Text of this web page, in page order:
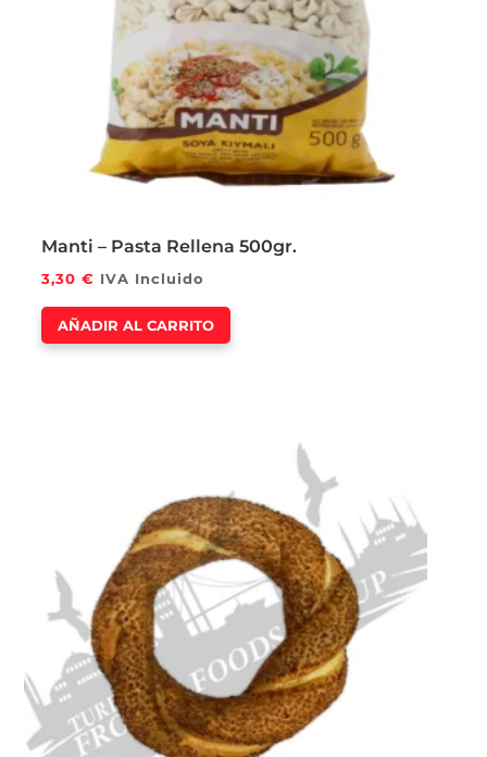
Manti – Pasta Rellena 500gr.
3,30€ IVA Incluido
AÑADIR AL CARRITO